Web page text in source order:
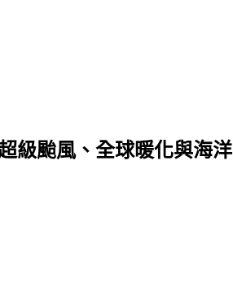
級颱風、全球暖化與海洋